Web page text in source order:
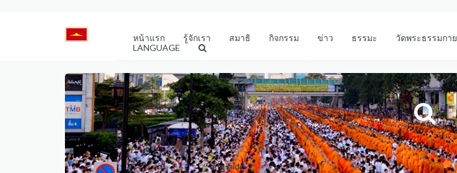
หน้าแรก รู้จักเรา สมาธิ กิจกรรม ข่าว ธรรมะ วัดพระธรรมกาย
LANGUAGE
mfp-hide